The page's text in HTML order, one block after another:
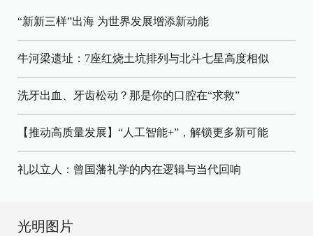
“新新三样”出海 为世界发展增添新动能
牛河梁遗址：7座红烧土坑排列与北斗七星高度相似
洗牙出血、牙齿松动？那是你的口腔在“求救”
【推动高质量发展】“人工智能+”，解锁更多新可能
礼以立人：曾国藩礼学的内在逻辑与当代回响
光明图片